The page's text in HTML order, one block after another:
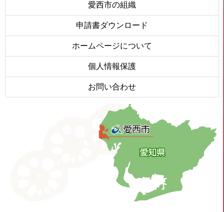
愛西市の組織
申請書ダウンロード
ホームページについて
個人情報保護
お問い合わせ